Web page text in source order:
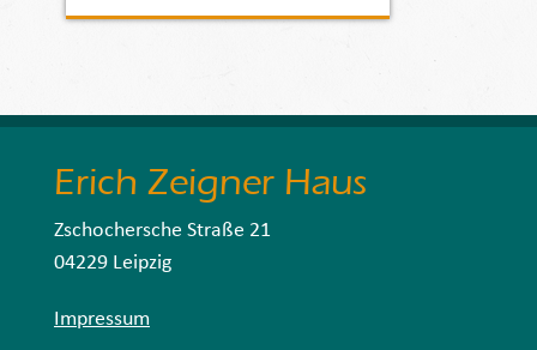
Erich Zeigner Haus
Zschochersche Straße 21
04229 Leipzig
Impressum